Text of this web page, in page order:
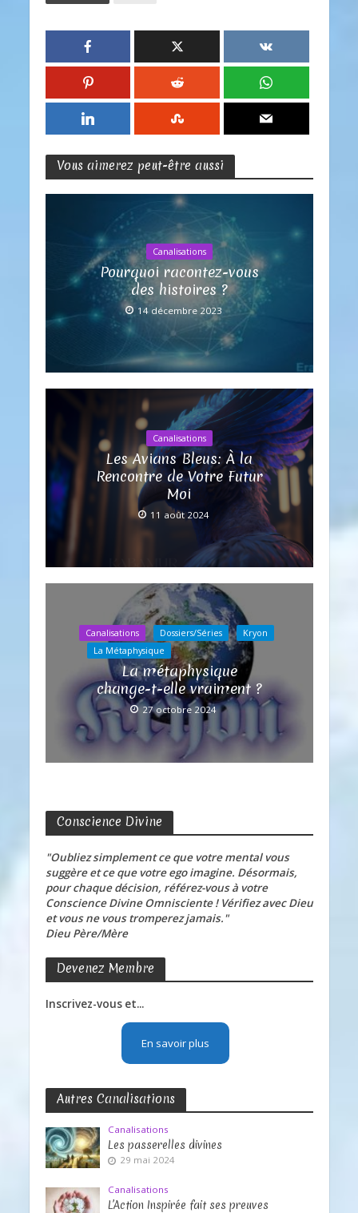
Vous aimerez peut-être aussi
Canalisations
Pourquoi racontez-vous
des histoires ?
14 décembre 2023
Canalisations
Les Avians Bleus: À la
Rencontre de Votre Futur
Moi
11 août 2024
Canalisations Dossiers/Séries
Kryon
La Métaphysique
La métaphysique
change-t-elle vraiment ?
27 octobre 2024
Conscience Divine
"Oubliez simplement ce que votre mental vous
suggère et ce que votre ego imagine. Désormais,
pour chaque décision, référez-vous à votre
Conscience Divine Omnisciente ! Vérifiez avec Dieu
et vous ne vous tromperez jamais."
Dieu Père/Mère
Devenez Membre
Inscrivez-vous et...
En savoir plus
Autres Canalisations
Canalisations
Les passerelles divines
29 mai 2024
Canalisations
L’Action Inspirée fait ses preuves